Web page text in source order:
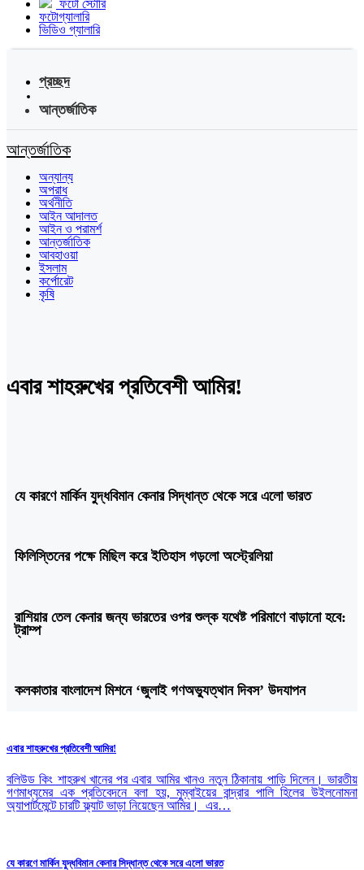
ফটো স্টোরি
ফটোগ্যালারি
ভিডিও গ্যালারি
প্রচ্ছদ
আন্তর্জাতিক
আন্তর্জাতিক
অন্যান্য
অপরাধ
অর্থনীতি
আইন আদালত
আইন ও পরামর্শ
আন্তর্জাতিক
আবহাওয়া
ইসলাম
কর্পোরেট
কৃষি
এবার শাহরুখের প্রতিবেশী আমির!
যে কারণে মার্কিন যুদ্ধবিমান কেনার সিদ্ধান্ত থেকে সরে এলো ভারত
ফিলিস্তিনের পক্ষে মিছিল করে ইতিহাস গড়লো অস্ট্রেলিয়া
রাশিয়ার তেল কেনার জন্য ভারতের ওপর শুল্ক যথেষ্ট পরিমাণে বাড়ানো হবে:
ট্রাম্প
কলকাতার বাংলাদেশ মিশনে ‘জুলাই গণঅভ্যুত্থান দিবস’ উদযাপন
এবার শাহরুখের প্রতিবেশী আমির!
বলিউড কিং শাহরুখ খানের পর এবার আমির খানও নতুন ঠিকানায় পাড়ি দিলেন। ভারতীয়
গণমাধ্যমের এক প্রতিবেদনে বলা হয়, মুম্বাইয়ের বান্দ্রার পালি হিলের উইলনোমনা
অ্যাপার্টমেন্টে চারটি ফ্ল্যাট ভাড়া নিয়েছেন আমির। এর…
যে কারণে মার্কিন যুদ্ধবিমান কেনার সিদ্ধান্ত থেকে সরে এলো ভারত